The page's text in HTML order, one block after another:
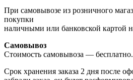
При самовывозе из розничного
покупки
наличными или банковской картой
Самовывоз
Стоимость самовывоза — бесплатно.
Срок хранения заказа 2 дня после